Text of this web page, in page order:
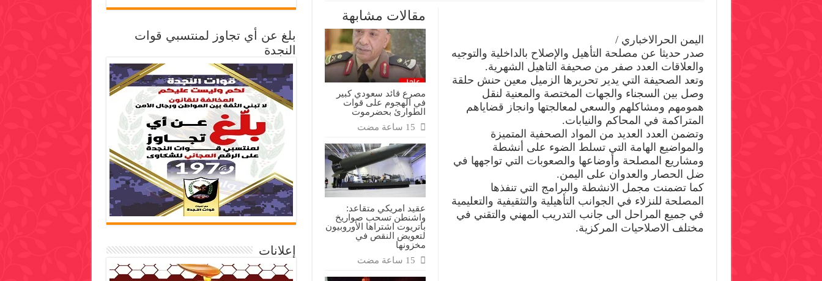
الشهرية
مغلقة
مقالات مشابهة
مصرع قائد سعودي كبير
في الهجوم على قوات
الطوارئ بحضرموت
عقيد امريكي متقاعد:
واشنطن تسحب صواريخ
باتريوت اشتراها الأوروبيون
لتعويض النقص في
مخزونها
اليمن الحرالاخباري /
صدر حديثا عن مصلحة التأهيل والإصلاح بالداخلية والتوجيه
والعلاقات العدد صفر من صحيفة التاهيل الشهرية.
وتعد الصحيفة التي يدير تحريرها الزميل معين حنش حلقة
وصل بين السجناء والجهات المختصة والمعنية لنقل
همومهم ومشاكلهم والسعي لمعالجتها وانجاز قضاياهم
المتراكمة في المحاكم والنيابات.
وتضمن العدد العديد من المواد الصحفية المتميزة
والمواضيع الهامة التي تسلط الضوء على أنشطة
ومشاريع المصلحة وأوضاعها والصعوبات التي تواجهها في
ضل الحصار والعدوان على اليمن.
كما تضمنت مجمل الانشطة والبرامج التي تنفذها
المصلحة للنزلاء في الجوانب التأهيلية والتثقيفية والتعليمية
في جميع المراحل الى جانب التدريب المهني والتقني في
مختلف الاصلاحيات المركزية.
بلغ عن أي تجاوز لمنتسبي قوات
النجدة
إعلانات